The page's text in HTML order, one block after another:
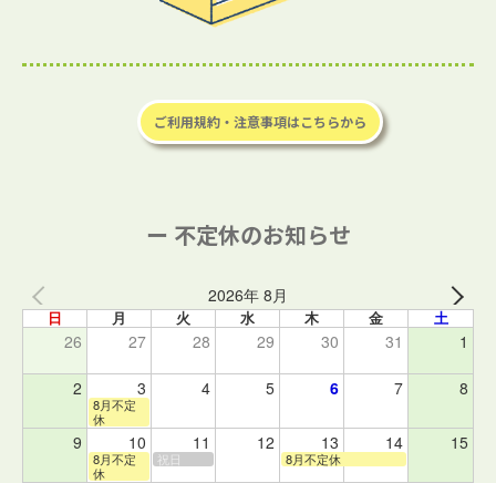
ご利用規約・注意事項はこちらから
ー 不定休のお知らせ
2026年 8月
日 月 火 水 木 金 土
26 27 28 29 30 31 1
2 3 4 5 6 7 8
8月不定
休
9 10 11 12 13 14 15
8月不定
休
祝日 8月不定休